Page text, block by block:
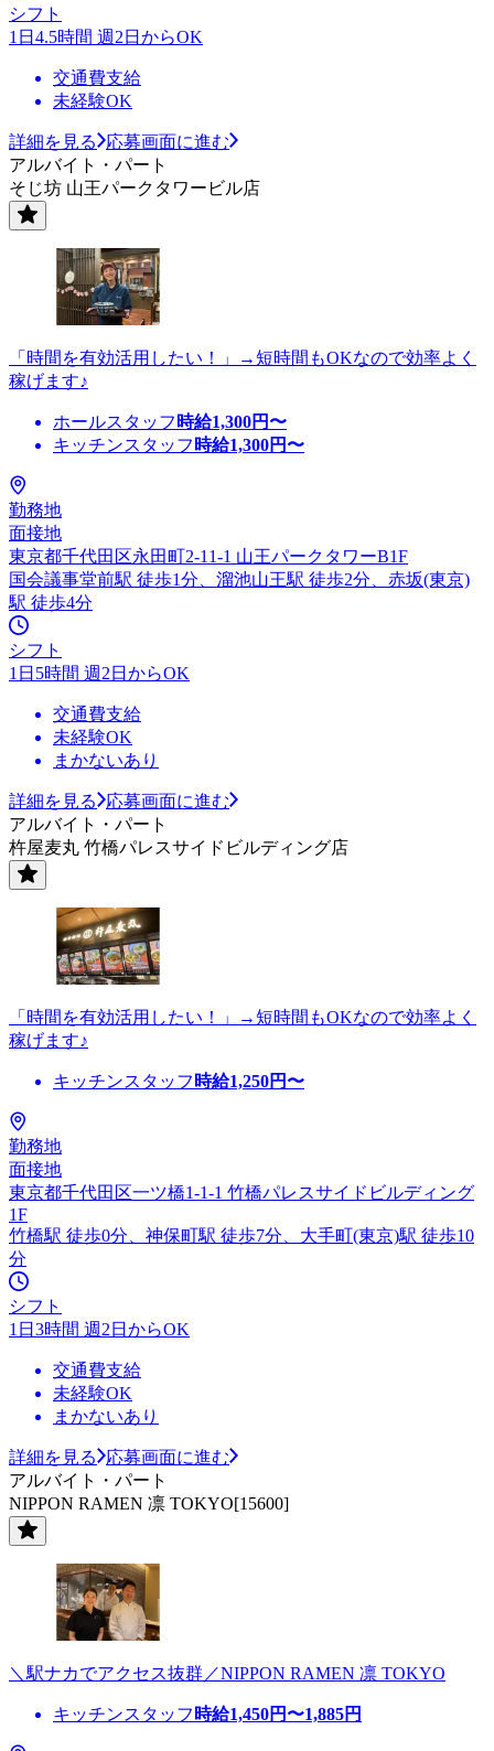
シフト
1日4.5時間 週2日からOK
交通費支給
未経験OK
詳細を見る
応募画面に進む
アルバイト・パート
そじ坊 山王パークタワービル店
「時間を有効活用したい！」→短時間もOKなので効率よく
稼げます♪
ホールスタッフ 時給1,300円〜
キッチンスタッフ 時給1,300円〜
勤務地
面接地
東京都千代田区永田町2-11-1 山王パークタワーB1F
国会議事堂前駅 徒歩1分、溜池山王駅 徒歩2分、赤坂(東京)
駅 徒歩4分
シフト
1日5時間 週2日からOK
交通費支給
未経験OK
まかないあり
詳細を見る
応募画面に進む
アルバイト・パート
杵屋麦丸 竹橋パレスサイドビルディング店
「時間を有効活用したい！」→短時間もOKなので効率よく
稼げます♪
キッチンスタッフ 時給1,250円〜
勤務地
面接地
東京都千代田区一ツ橋1-1-1 竹橋パレスサイドビルディング
1F
竹橋駅 徒歩0分、神保町駅 徒歩7分、大手町(東京)駅 徒歩10
分
シフト
1日3時間 週2日からOK
交通費支給
未経験OK
まかないあり
詳細を見る
応募画面に進む
アルバイト・パート
NIPPON RAMEN 凛 TOKYO[15600]
＼駅ナカでアクセス抜群／NIPPON RAMEN 凛 TOKYO
キッチンスタッフ 時給1,450円〜1,885円